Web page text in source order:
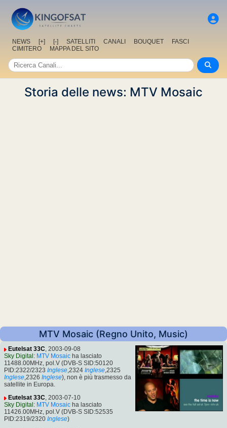
NEWS [+] [-] SATELLITI CANALI BOUQUET
FASCI
CIMITERO
MAPPA DEL SITO
Storia delle news: MTV Mosaic
MTV Mosaic (Regno Unito, Music)
Eutelsat 33C, 2003-09-08
Sky Digital : MTV Mosaic ha lasciato
11488.00MHz, pol.V (DVB-S SID:50120
PID:2322/2323 Inglese,2324 Inglese,2325
Inglese,2326 Inglese), non è più trasmesso da
satellite in Europa.
Eutelsat 33C, 2003-07-10
Sky Digital : MTV Mosaic ha lasciato
11426.00MHz, pol.V (DVB-S SID:52535
PID:2319/2320 Inglese)